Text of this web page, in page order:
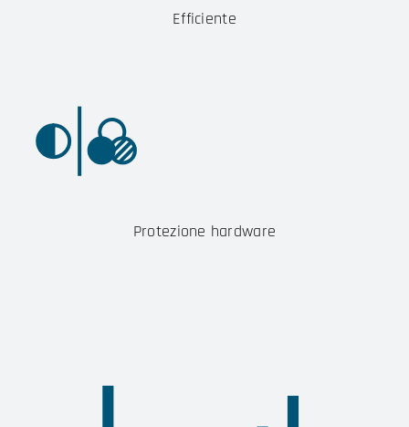
Efficiente
Protezione hardware